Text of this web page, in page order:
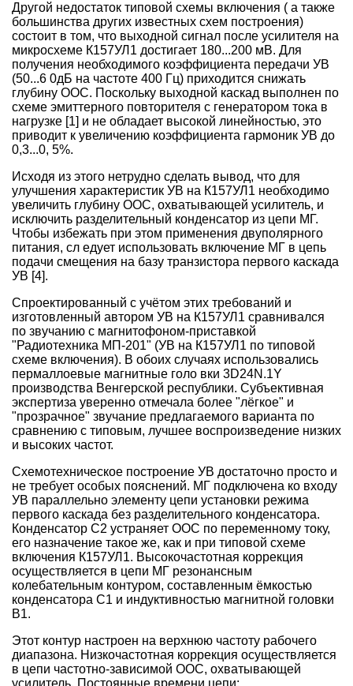
Другой недостаток типовой схемы включения ( а также
большинства других известных схем построения)
состоит в том, что выходной сигнал после усилителя на
микросхеме К157УЛ1 достигает 180...200 мВ. Для
получения необходимого коэффициента передачи УВ
(50...6 0дБ на частоте 400 Гц) приходится снижать
глубину ООС. Поскольку выходной каскад выполнен по
схеме эмиттерного повторителя с генератором тока в
нагрузке [1] и не обладает высокой линейностью, это
приводит к увеличению коэффициента гармоник УВ до
0,3...0, 5%.
Исходя из этого нетрудно сделать вывод, что для
улучшения характеристик УВ на К157УЛ1 необходимо
увеличить глубину ООС, охватывающей усилитель, и
исключить разделительный конденсатор из цепи МГ.
Чтобы избежать при этом применения двуполярного
питания, сл едует использовать включение МГ в цепь
подачи смещения на базу транзистора первого каскада
УВ [4].
Спроектированный с учётом этих требований и
изготовленный автором УВ на К157УЛ1 сравнивался
по звучанию с магнитофоном-приставкой
"Радиотехника МП-201" (УВ на К157УЛ1 по типовой
схеме включения). В обоих случаях использовались
пермаллоевые магнитные голо вки 3D24N.1Y
производства Венгерской республики. Субъективная
экспертиза уверенно отмечала более "лёгкое" и
"прозрачное" звучание предлагаемого варианта по
сравнению с типовым, лучшее воспроизведение низких
и высоких частот.
Схемотехническое построение УВ достаточно просто и
не требует особых пояснений. МГ подключена ко входу
УВ параллельно элементу цепи установки режима
первого каскада без разделительного конденсатора.
Конденсатор C2 устраняет ООС по переменному току,
его назначение такое же, как и при типовой схеме
включения К157УЛ1. Высокочастотная коррекция
осуществляется в цепи МГ резонансным
колебательным контуром, составленным ёмкостью
конденсатора С1 и индуктивностью магнитной головки
B1.
Этот контур настроен на верхнюю частоту рабочего
диапазона. Низкочастотная коррекция осуществляется
в цепи частотно-зависимой ООС, охватывающей
усилитель. Постоянные времени цепи: